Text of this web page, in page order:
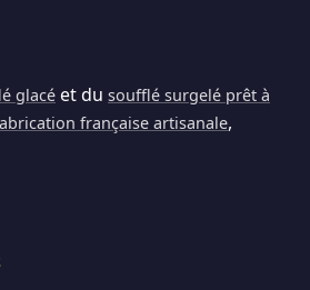
glacé et du soufflé surgelé prêt à
française artisanale,